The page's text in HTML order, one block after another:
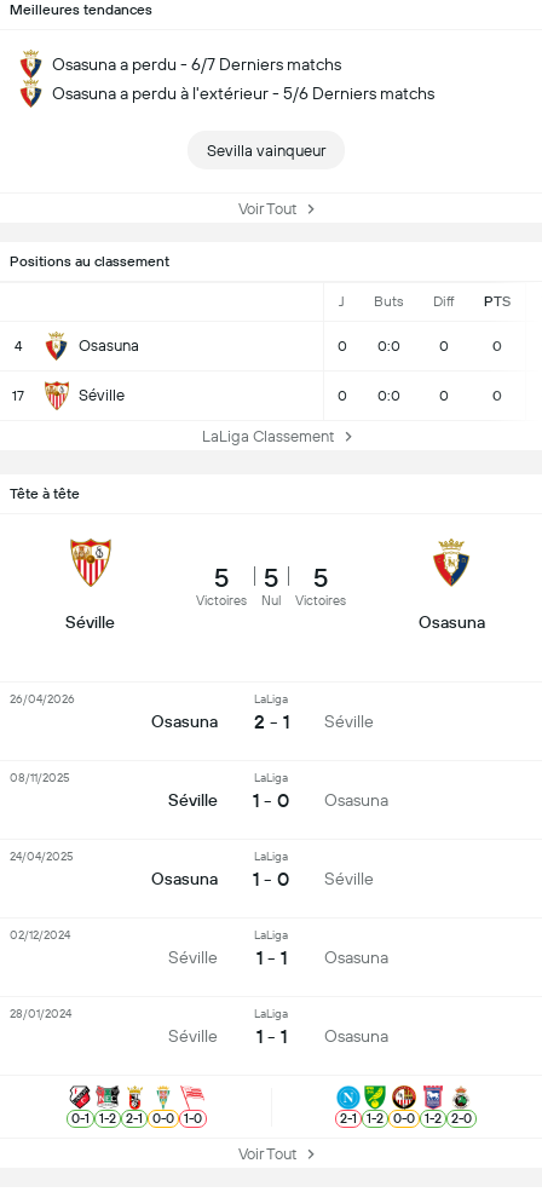
Meilleures tendances
Osasuna a perdu - 6/7 Derniers matchs
Osasuna a perdu à l'extérieur - 5/6 Derniers matchs
Sevilla vainqueur
Voir Tout
Positions au classement
J Buts Diff PTS
4 Osasuna 0 0:0 0 0
17 Séville 0 0:0 0 0
LaLiga Classement
Tête à tête
Séville
5
Victoires
5
Nul
5
Victoires
Osasuna
Osasuna
LaLiga
2 - 1 Séville
26/04/2026
Séville
LaLiga
1 - 0 Osasuna
08/11/2025
Osasuna
LaLiga
1 - 0 Séville
24/04/2025
Séville
LaLiga
1 - 1 Osasuna
02/12/2024
Séville
LaLiga
1 - 1 Osasuna
28/01/2024
0-1 1-2 2-1 0-0 1-0 2-1 1-2 0-0 1-2 2-0
Voir Tout